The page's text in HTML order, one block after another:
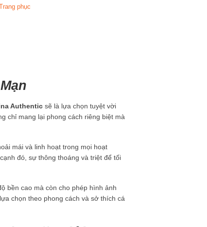
phục
Authentic sẽ là lựa chọn tuyệt vời
chỉ mang lại phong cách riêng biệt mà
mái và linh hoạt trong mọi hoạt
đó, sự thông thoáng và triệt để tối
bền cao mà còn cho phép hình ảnh
chọn theo phong cách và sở thích cá